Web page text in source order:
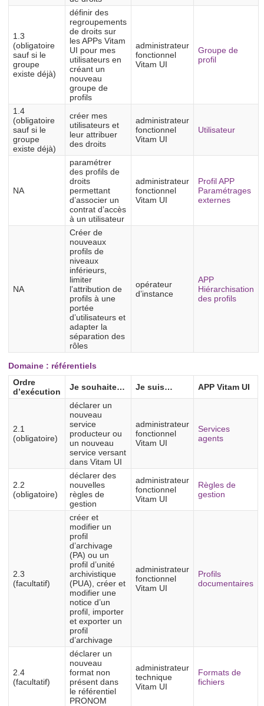
1.3
(obligatoire
sauf si le
groupe
existe déjà)
définir des
regroupements
de droits sur
les APPs Vitam
UI pour mes
utilisateurs en
créant un
nouveau
groupe de
profils
administrateur
fonctionnel
Vitam UI
Groupe de
profil
1.4
(obligatoire
sauf si le
groupe
existe déjà)
créer mes
utilisateurs et
leur attribuer
des droits
administrateur
fonctionnel
Vitam UI
Utilisateur
NA
paramétrer
des profils de
droits
permettant
d’associer un
contrat d’accès
à un utilisateur
administrateur
fonctionnel
Vitam UI
Profil APP
Paramétrages
externes
NA
Créer de
nouveaux
profils de
niveaux
inférieurs,
limiter
l’attribution de
profils à une
portée
d’utilisateurs et
adapter la
séparation des
rôles
opérateur
d’instance
APP
Hiérarchisation
des profils
Domaine : référentiels
Ordre
d’exécution
Je souhaite… Je suis… APP Vitam UI
2.1
(obligatoire)
déclarer un
nouveau
service
producteur ou
un nouveau
service versant
dans Vitam UI
administrateur
fonctionnel
Vitam UI
Services
agents
2.2
(obligatoire)
déclarer des
nouvelles
règles de
gestion
administrateur
fonctionnel
Vitam UI
Règles de
gestion
2.3
(facultatif)
créer et
modifier un
profil
d’archivage
(PA) ou un
profil d’unité
archivistique
(PUA), créer et
modifier une
notice d’un
profil, importer
et exporter un
profil
d’archivage
administrateur
fonctionnel
Vitam UI
Profils
documentaires
2.4
(facultatif)
déclarer un
nouveau
format non
présent dans
le référentiel
PRONOM
administrateur
technique
Vitam UI
Formats de
fichiers